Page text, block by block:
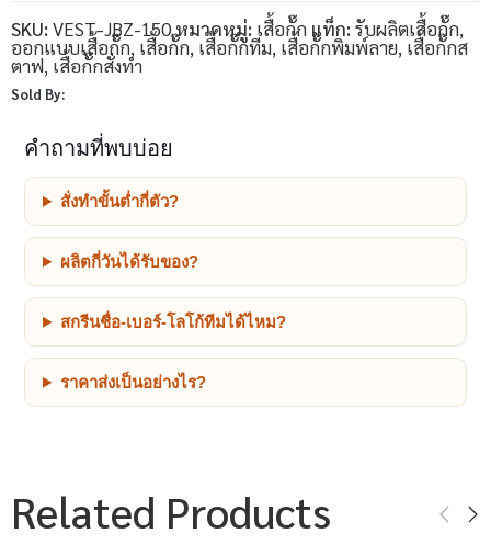
SKU:VEST-JBZ-150หมวดหมู่: เสื้อกั๊ก แท็ก:รับผลิตเสื้อกั๊ก,
ออกแบบเสื้อกั๊ก, เสื้อกั๊ก, เสื้อกั๊กทีม, เสื้อกั๊กพิมพ์ลาย, เสื้อกั๊กส
ตาฟ, เสื้อกั๊กสั่งทำ
Sold By:
คำถามที่พบบ่อย
สั่งทำขั้นต่ำกี่ตัว?
ผลิตกี่วันได้รับของ?
สกรีนชื่อ-เบอร์-โลโก้ทีมได้ไหม?
ราคาส่งเป็นอย่างไร?
Related Products